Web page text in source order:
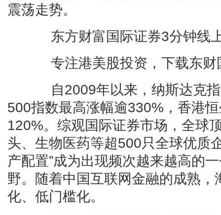
震荡走势。
东方财富国际证券3分钟线
专注港美股投资，下载东财
自2009年以来，纳斯达克指
500指数最高涨幅逾330%，香港
120%。综观国际证券市场，全球
头、生物医药等超500只全球优质
产配置”成为出现频次越来越高的
野。随着中国互联网金融的成熟
化、低门槛化。